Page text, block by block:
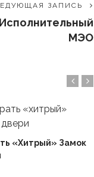
ЗАПИСЬ
МЭО
«хитрый» Замок